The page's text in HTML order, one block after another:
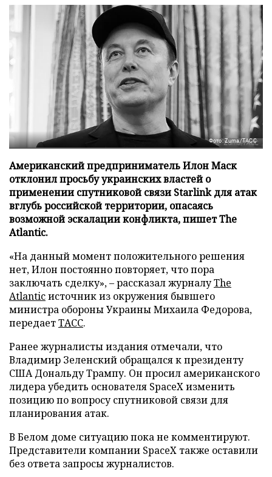
Фото: Zuma/ТАСС
Американский предприниматель Илон Маск
отклонил просьбу украинских властей о
применении спутниковой связи Starlink для атак
вглубь российской территории, опасаясь
возможной эскалации конфликта, пишет The
Atlantic.
«На данный момент положительного решения
нет, Илон постоянно повторяет, что пора
заключать сделку», – рассказал журналуThe
Atlanticисточник из окружения бывшего
министра обороны Украины Михаила Федорова,
передаетТАСС.
Ранее журналисты издания отмечали, что
Владимир Зеленский обращался к президенту
США Дональду Трампу. Он просил американского
лидера убедить основателя SpaceX изменить
позицию по вопросу спутниковой связи для
планирования атак.
В Белом доме ситуацию пока не комментируют.
Представители компании SpaceX также оставили
без ответа запросы журналистов.